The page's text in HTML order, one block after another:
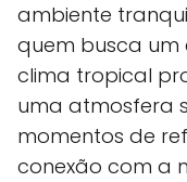
ambiente
quem busca um
clima tropical
uma atmosfera
momentos de
conexão com a